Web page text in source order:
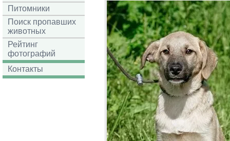
Питомники
Поиск пропавших
животных
Рейтинг
фотографий
Контакты